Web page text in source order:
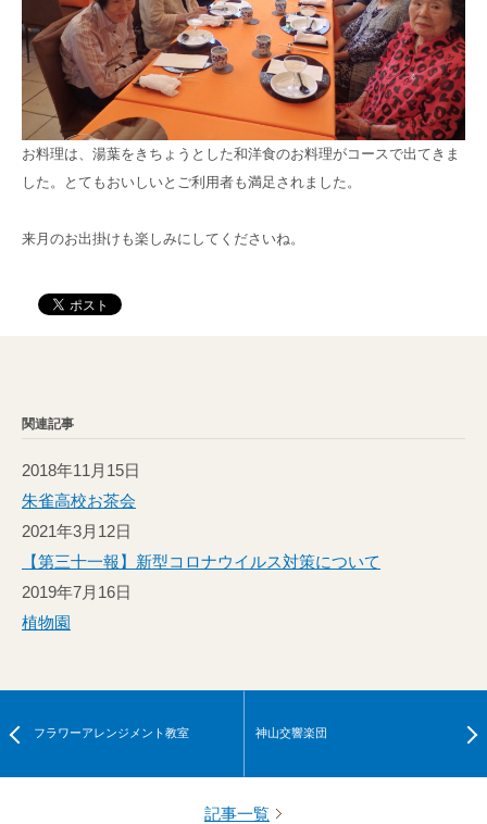
リクルート
お料理は、湯葉をきちょうとした和洋食のお料理がコースで出てきま
した。とてもおいしいとご利用者も満足されました。
来月のお出掛けも楽しみにしてくださいね。
関連記事
2018年11月15日
朱雀高校お茶会
2021年3月12日
【第三十一報】新型コロナウイルス対策について
2019年7月16日
植物園
フラワーアレンジメント教室 神山交響楽団
記事一覧